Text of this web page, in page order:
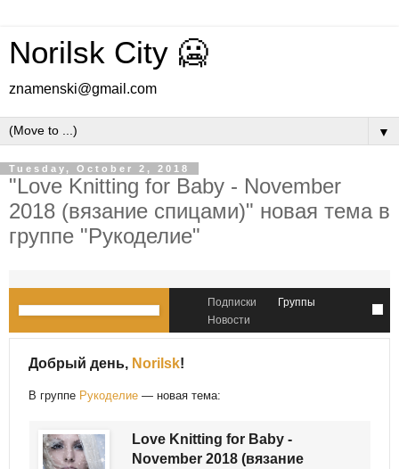
Norilsk City 🥶
znamenski@gmail.com
▼
Tuesday, October 2, 2018
"Love Knitting for Baby - November
2018 (вязание спицами)" новая тема в
группе "Рукоделие"
Подписки
Группы
Новости
Добрый день, Norilsk!
В группе Рукоделие — новая тема:
Love Knitting for Baby -
November 2018 (вязание